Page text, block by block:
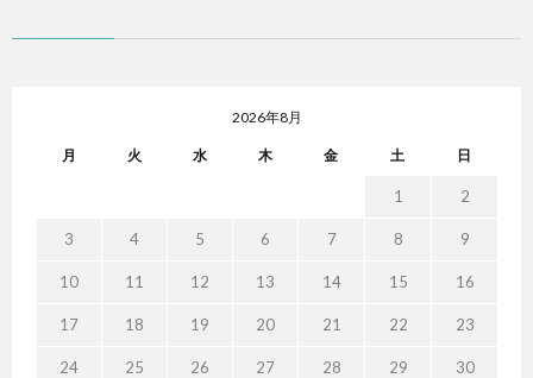
2026年8月
月 火 水 木 金 土 日
1 2
3 4 5 6 7 8 9
10 11 12 13 14 15 16
17 18 19 20 21 22 23
24 25 26 27 28 29 30